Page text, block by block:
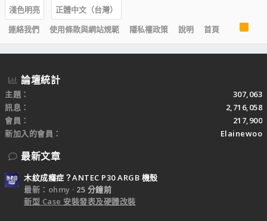
淺色明亮
正體中文（台灣）
連絡我們
使用條款與網站規範 隱私權政策 說明 首頁
S
論壇統計
主題
307,063
訊息
2,716,058
會員
217,900
新加入的會員
Elainewoo
最新文章
木紋成癮症？ANTEC P30 ARGB 機殼
最新：ohmy
25 分鐘前
新型 Case 安裝發表及硬體改裝